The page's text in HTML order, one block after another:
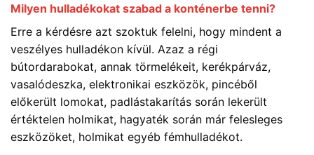
Milyen hulladékokat szabad a konténerbe tenni?
Erre a kérdésre azt szoktuk felelni, hogy mindent a
veszélyes hulladékon kívül. Azaz a régi
bútordarabokat, annak törmelékeit, kerékpárváz,
vasalódeszka, elektronikai eszközök, pincéből
előkerült lomokat, padlástakarítás során lekerült
értéktelen holmikat, hagyaték során már felesleges
eszközöket, holmikat egyéb fémhulladékot.